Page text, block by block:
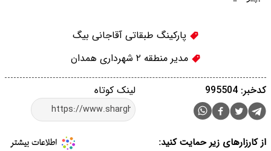
پارکینگ طبقاتی آقاجانی بیگ
مدیر منطقه ۲ شهرداری همدان
لینک کوتاه کدخبر: 995504
از کارزارهای زیر حمایت کنید: